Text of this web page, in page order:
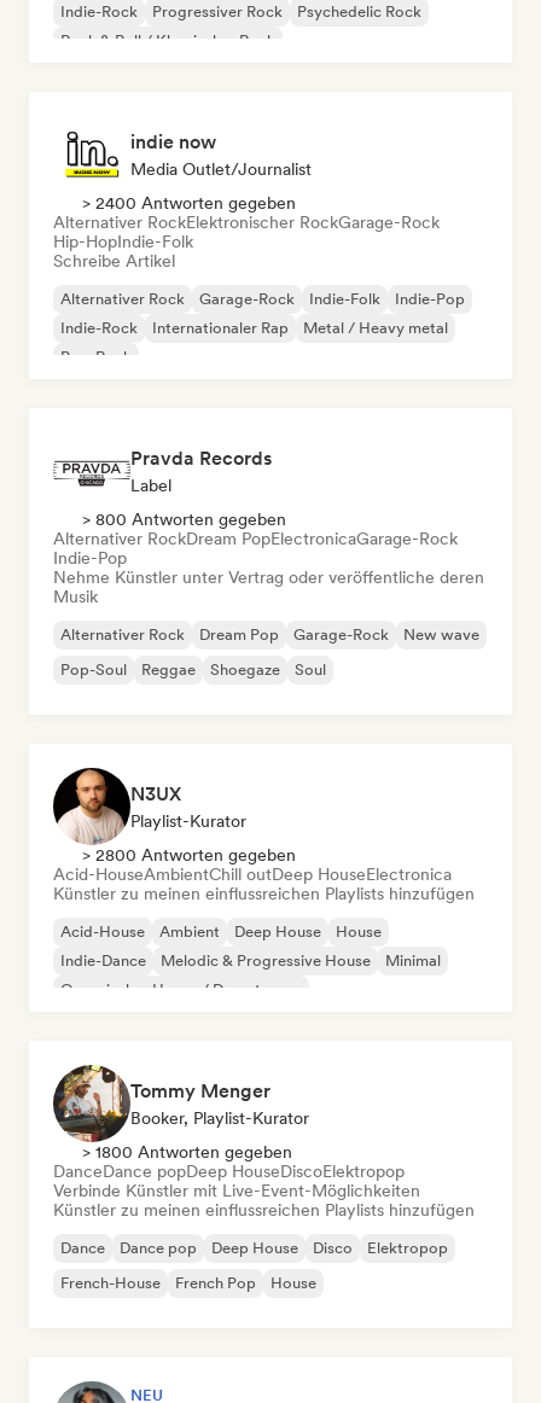
Indie-Rock
Progressiver Rock
Psychedelic Rock
Rock & Roll / Klassischer Rock
indie now
Media Outlet/Journalist
> 2400 Antworten gegeben
Alternativer RockElektronischer RockGarage-Rock
Hip-HopIndie-Folk
Schreibe Artikel
Alternativer Rock Garage-Rock Indie-Folk
Indie-Pop
Indie-Rock
Internationaler Rap
Metal / Heavy metal
Pop-Rock
Pravda Records
Label
> 800 Antworten gegeben
Alternativer RockDream PopElectronicaGarage-Rock
Indie-Pop
Nehme Künstler unter Vertrag oder veröffentliche deren
Musik
Alternativer Rock Dream Pop Garage-Rock
New wave
Pop-Soul
Reggae Shoegaze Soul
N3UX
Playlist-Kurator
> 2800 Antworten gegeben
Acid-HouseAmbientChill outDeep HouseElectronica
Künstler zu meinen einflussreichen Playlists hinzufügen
Acid-House Ambient Deep House
House
Indie-Dance
Melodic & Progressive House
Minimal
Organischer House / Downtempo
Tommy Menger
Booker, Playlist-Kurator
> 1800 Antworten gegeben
DanceDance popDeep HouseDiscoElektropop
Verbinde Künstler mit Live-Event-Möglichkeiten
Künstler zu meinen einflussreichen Playlists hinzufügen
Dance Dance pop Deep House Disco
Elektropop
French-House
French Pop House
NEU